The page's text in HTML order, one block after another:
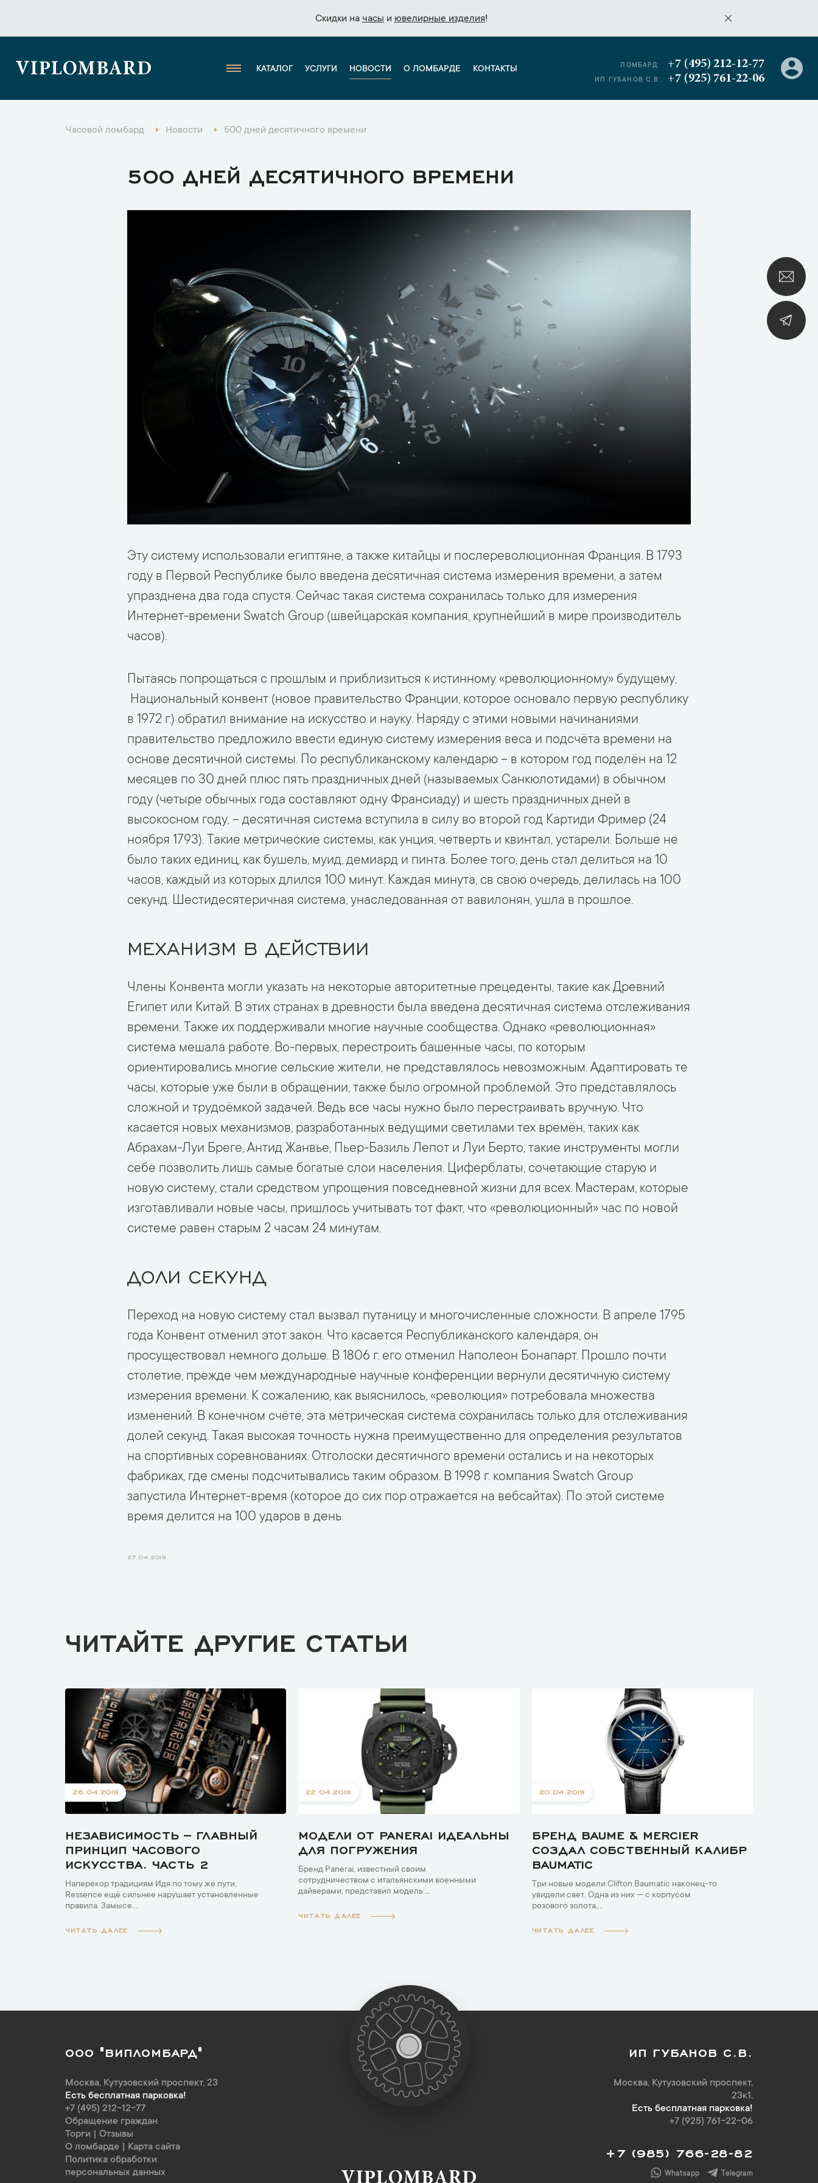
Скидки на часы и ювелирные изделия!
Скидки на часы и ювелирные изделия!
VIPLOMBARD КАТАЛОГ УСЛУГИ НОВОСТИ О ЛОМБАРДЕ КОНТАКТЫ ЛОМБАРД: +7 (495) 212-12-77
ИП ГУБАНОВ С.В.: +7 (925) 761-22-06
Часовой ломбард Новости 500 дней десятичного времени
500 ДНЕЙ ДЕСЯТИЧНОГО ВРЕМЕНИ
Эту систему использовали египтяне, а также китайцы и послереволюционная Франция. В 1793
году в Первой Республике было введена десятичная система измерения времени, а затем
упразднена два года спустя. Сейчас такая система сохранилась только для измерения
Интернет-времени Swatch Group (швейцарская компания, крупнейший в мире производитель
часов).
Пытаясь попрощаться с прошлым и приблизиться к истинному «революционному» будущему,
Национальный конвент (новое правительство Франции, которое основало первую республику
в 1972 г.) обратил внимание на искусство и науку. Наряду с этими новыми начинаниями
правительство предложило ввести единую систему измерения веса и подсчёта времени на
основе десятичной системы. По республиканскому календарю – в котором год поделён на 12
месяцев по 30 дней плюс пять праздничных дней (называемых Санкюлотидами) в обычном
году (четыре обычных года составляют одну Франсиаду) и шесть праздничных дней в
высокосном году, – десятичная система вступила в силу во второй год Картиди Фример (24
ноября 1793). Такие метрические системы, как унция, четверть и квинтал, устарели. Больше не
было таких единиц, как бушель, муид, демиард и пинта. Более того, день стал делиться на 10
часов, каждый из которых длился 100 минут. Каждая минута, св свою очередь, делилась на 100
секунд. Шестидесятеричная система, унаследованная от вавилонян, ушла в прошлое.
МЕХАНИЗМ В ДЕЙСТВИИ
Члены Конвента могли указать на некоторые авторитетные прецеденты, такие как Древний
Египет или Китай. В этих странах в древности была введена десятичная система отслеживания
времени. Также их поддерживали многие научные сообщества. Однако «революционная»
система мешала работе. Во-первых, перестроить башенные часы, по которым
ориентировались многие сельские жители, не представлялось невозможным. Адаптировать те
часы, которые уже были в обращении, также было огромной проблемой. Это представлялось
сложной и трудоёмкой задачей. Ведь все часы нужно было перестраивать вручную. Что
касается новых механизмов, разработанных ведущими светилами тех времён, таких как
Абрахам-Луи Бреге, Антид Жанвье, Пьер-Базиль Лепот и Луи Берто, такие инструменты могли
себе позволить лишь самые богатые слои населения. Циферблаты, сочетающие старую и
новую систему, стали средством упрощения повседневной жизни для всех. Мастерам, которые
изготавливали новые часы, пришлось учитывать тот факт, что «революционный» час по новой
системе равен старым 2 часам 24 минутам.
ДОЛИ СЕКУНД
Переход на новую систему стал вызвал путаницу и многочисленные сложности. В апреле 1795
года Конвент отменил этот закон. Что касается Республиканского календаря, он
просуществовал немного дольше. В 1806 г. его отменил Наполеон Бонапарт. Прошло почти
столетие, прежде чем международные научные конференции вернули десятичную систему
измерения времени. К сожалению, как выяснилось, «революция» потребовала множества
изменений. В конечном счёте, эта метрическая система сохранилась только для отслеживания
долей секунд. Такая высокая точность нужна преимущественно для определения результатов
на спортивных соревнованиях. Отголоски десятичного времени остались и на некоторых
фабриках, где смены подсчитывались таким образом. В 1998 г. компания Swatch Group
запустила Интернет-время (которое до сих пор отражается на вебсайтах). По этой системе
время делится на 100 ударов в день.
27.04.2019
ЧИТАЙТЕ ДРУГИЕ СТАТЬИ
26.04.2019
НЕЗАВИСИМОСТЬ – ГЛАВНЫЙ
ПРИНЦИП ЧАСОВОГО
ИСКУССТВА. ЧАСТЬ 2
Наперекор традициям Идя по тому же пути,
Ressence ещё сильнее нарушает установленные
правила. Замысе...
ЧИТАТЬ ДАЛЕЕ
22.04.2019
МОДЕЛИ ОТ PANERAI ИДЕАЛЬНЫ
ДЛЯ ПОГРУЖЕНИЯ
Бренд Panerai, известный своим
сотрудничеством с итальянскими военными
дайверами, представил модель ...
ЧИТАТЬ ДАЛЕЕ
20.04.2019
БРЕНД BAUME & MERCIER
СОЗДАЛ СОБСТВЕННЫЙ КАЛИБР
BAUMATIC
Три новые модели Clifton Baumatic наконец-то
увидели свет. Одна из них — с корпусом
розового золота,...
ЧИТАТЬ ДАЛЕЕ
ООО "ВИПЛОМБАРД"
Москва, Кутузовский проспект, 23
Есть бесплатная парковка!
+7 (495) 212-12-77
Обращение граждан
Торги
Отзывы
О ломбарде
Карта сайта
Политика обработки
персональных данных
ИП ГУБАНОВ С.В.
Москва, Кутузовский проспект,
23к1,
Есть бесплатная парковка!
+7 (925) 761-22-06
+7 (985) 766-28-82
Whatsapp Telegram